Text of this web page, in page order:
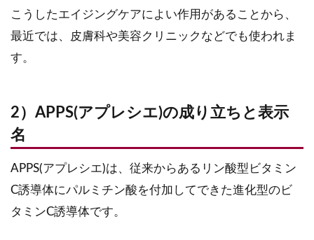
こうしたエイジングケアによい作用があることから、
最近では、皮膚科や美容クリニックなどでも使われま
す。
2）APPS(アプレシエ)の成り立ちと表示
名
APPS(アプレシエ)は、従来からあるリン酸型ビタミン
C誘導体にパルミチン酸を付加してできた進化型のビ
タミンC誘導体です。